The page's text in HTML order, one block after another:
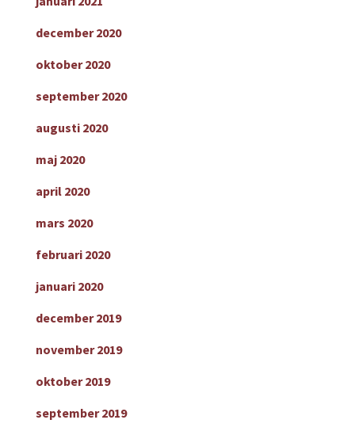
december 2020
oktober 2020
september 2020
augusti 2020
maj 2020
april 2020
mars 2020
februari 2020
januari 2020
december 2019
november 2019
oktober 2019
september 2019